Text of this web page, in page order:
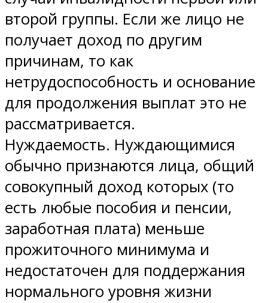
второй группы. Если же лицо не
получает доход по другим
причинам, то как
нетрудоспособность и основание
для продолжения выплат это не
рассматривается.
Нуждаемость. Нуждающимися
обычно признаются лица, общий
совокупный доход которых (то
есть любые пособия и пенсии,
заработная плата) меньше
прожиточного минимума и
недостаточен для поддержания
нормального уровня жизни